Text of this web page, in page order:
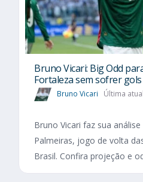
Bruno Vicari: Big Odd
Fortaleza sem sofrer
Bruno Vicari Última
Bruno Vicari faz sua
Palmeiras, jogo de volta
Brasil. Confira projeção e